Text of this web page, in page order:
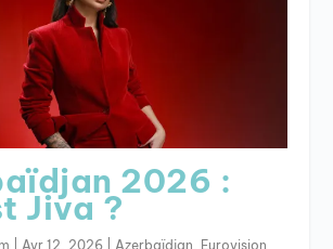
2026 :
Jiva ?
|Avr 12, 2026 |Azerbaïdjan, Eurovision